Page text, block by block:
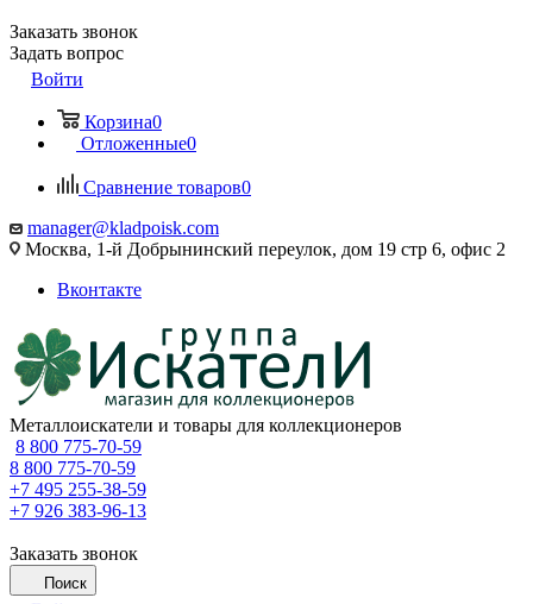
Заказать звонок
Задать вопрос
Войти
Корзина0
Отложенные0
Сравнение товаров0
manager@kladpoisk.com
Москва, 1-й Добрынинский переулок, дом 19 стр 6, офис 2
Вконтакте
Металлоискатели и товары для коллекционеров
8 800 775-70-59
8 800 775-70-59
+7 495 255-38-59
+7 926 383-96-13
Заказать звонок
Поиск